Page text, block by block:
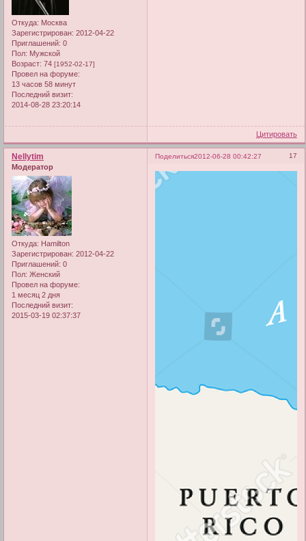
Откуда: Москва
Зарегистрирован: 2012-04-22
Приглашений: 0
Пол: Мужской
Возраст: 74 [1952-02-17]
Провел на форуме:
13 часов 58 минут
Последний визит:
2014-08-28 23:20:14
Цитировать
Поделиться 17
2012-06-28 00:42:27
Nellytim
Модератор
Откуда: Hamilton
Зарегистрирован: 2012-04-22
Приглашений: 0
Пол: Женский
Провел на форуме:
1 месяц 2 дня
Последний визит:
2015-03-19 02:37:37